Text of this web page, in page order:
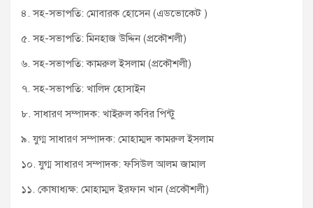
৪. সহ-সভাপতি: মোবারক হোসেন (এডভোকেট )
৫. সহ-সভাপতি: মিনহাজ উদ্দিন (প্রকৌশলী)
৬. সহ-সভাপতি: কামরুল ইসলাম (প্রকৌশলী)
৭. সহ-সভাপতি: খালিদ হোসাইন
৮. সাধারণ সম্পাদক: খাইরুল কবির পিন্টু
৯. যুগ্ম সাধারণ সম্পাদক: মোহাম্মদ কামরুল ইসলাম
১০. যুগ্ম সাধারণ সম্পাদক: ফসিউল আলম জামাল
১১. কোষাধ্যক্ষ: মোহাম্মদ ইরফান খান (প্রকৌশলী)